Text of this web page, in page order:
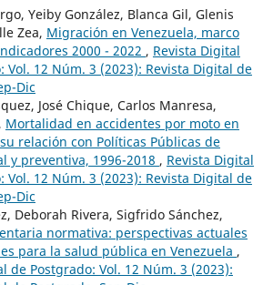
Yeiby González, Blanca Gil, Glenis
Zea, Migración en Venezuela, marco
2000 - 2022 , Revista Digital
Vol. 12 Núm. 3 (2023): Revista Digital de
Dic
José Chique, Carlos Manresa,
Mortalidad en accidentes por moto en
relación con Políticas Públicas de
y preventiva, 1996-2018 , Revista Digital
Vol. 12 Núm. 3 (2023): Revista Digital de
Dic
Deborah Rivera, Sigfrido Sánchez,
normativa: perspectivas actuales
para la salud pública en Venezuela ,
de Postgrado: Vol. 12 Núm. 3 (2023):